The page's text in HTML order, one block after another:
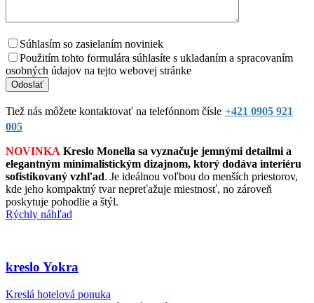
Súhlasím so zasielaním noviniek
Použitím tohto formulára súhlasíte s ukladaním a spracovaním
osobných údajov na tejto webovej stránke
Tiež nás môžete kontaktovať na telefónnom čísle +421 0905 921
005
NOVINKA Kreslo Monella sa vyznačuje jemnými detailmi a
elegantným minimalistickým dizajnom, ktorý dodáva interiéru
sofistikovaný vzhľad. Je ideálnou voľbou do menších priestorov,
kde jeho kompaktný tvar nepreťažuje miestnosť, no zároveň
poskytuje pohodlie a štýl.
Rýchly náhľad
kreslo Yokra
Kreslá hotelová ponuka